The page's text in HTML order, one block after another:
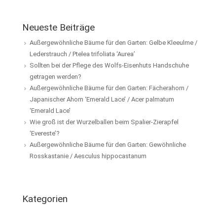
Neueste Beiträge
Außergewöhnliche Bäume für den Garten: Gelbe Kleeulme /
Lederstrauch / Ptelea trifoliata ‘Aurea’
Sollten bei der Pflege des Wolfs-Eisenhuts Handschuhe
getragen werden?
Außergewöhnliche Bäume für den Garten: Fächerahorn /
Japanischer Ahorn ‘Emerald Lace’ / Acer palmatum
‘Emerald Lace’
Wie groß ist der Wurzelballen beim Spalier-Zierapfel
‘Evereste’?
Außergewöhnliche Bäume für den Garten: Gewöhnliche
Rosskastanie / Aesculus hippocastanum
Kategorien